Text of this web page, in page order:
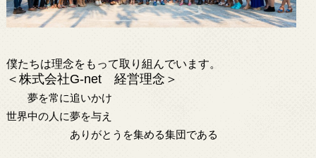
僕たちは理念をもって取り組んでいます。
＜株式会社G-net経営理念＞
夢を常に追いかけ
世界中の人に夢を与え
ありがとうを集める集団である